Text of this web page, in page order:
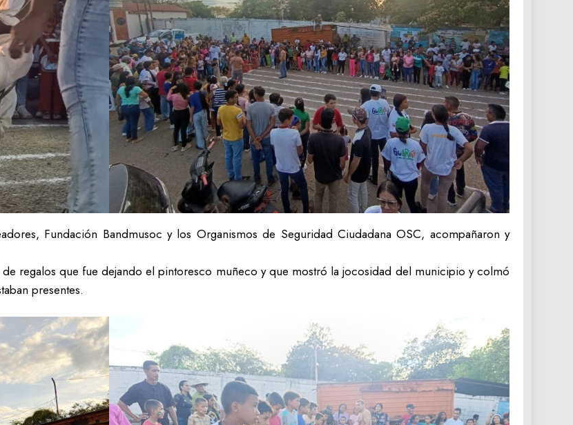
Fundación Bandmusoc y los Organismos de Seguridad Ciudadana OSC, acompañaron y
regalos que fue dejando el pintoresco muñeco y que mostró la jocosidad del municipio y colmó
presentes.